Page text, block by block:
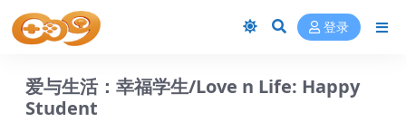
登录
爱与生活：幸福学生/Love n Life: Happy
Student